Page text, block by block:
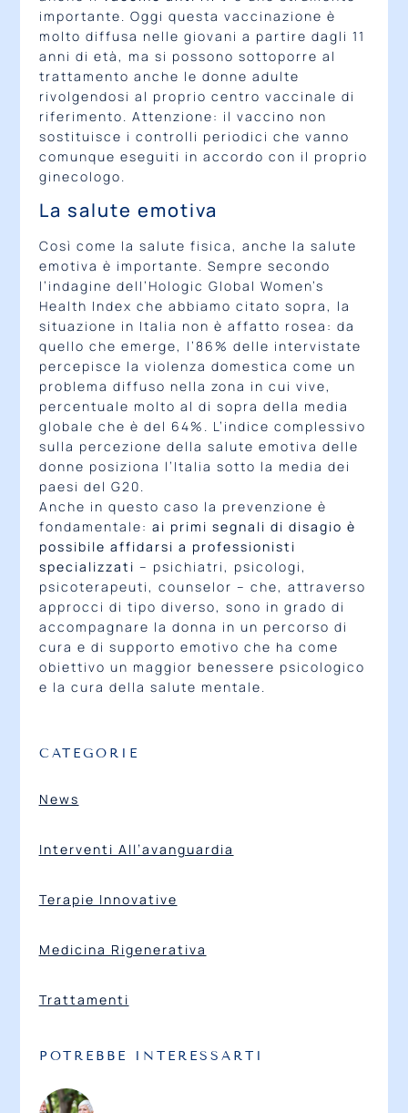
importante. Oggi questa vaccinazione è
molto diffusa nelle giovani a partire dagli 11
anni di età, ma si possono sottoporre al
trattamento anche le donne adulte
rivolgendosi al proprio centro vaccinale di
riferimento. Attenzione: il vaccino non
sostituisce i controlli periodici che vanno
comunque eseguiti in accordo con il proprio
ginecologo.
La salute emotiva
Così come la salute fisica, anche la salute
emotiva è importante. Sempre secondo
l’indagine dell’Hologic Global Women’s
Health Index che abbiamo citato sopra, la
situazione in Italia non è affatto rosea: da
quello che emerge, l’86% delle intervistate
percepisce la violenza domestica come un
problema diffuso nella zona in cui vive,
percentuale molto al di sopra della media
globale che è del 64%. L’indice complessivo
sulla percezione della salute emotiva delle
donne posiziona l’Italia sotto la media dei
paesi del G20.
Anche in questo caso la prevenzione è
fondamentale: ai primi segnali di disagio è
possibile affidarsi a professionisti
specializzati – psichiatri, psicologi,
psicoterapeuti, counselor – che, attraverso
approcci di tipo diverso, sono in grado di
accompagnare la donna in un percorso di
cura e di supporto emotivo che ha come
obiettivo un maggior benessere psicologico
e la cura della salute mentale.
CATEGORIE
News
Interventi All’avanguardia
Terapie Innovative
Medicina Rigenerativa
Trattamenti
POTREBBE INTERESSARTI